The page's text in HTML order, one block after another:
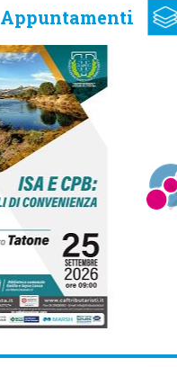
Appuntamenti